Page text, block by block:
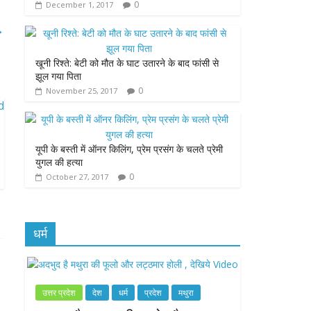
December 1, 2017 0
खूनी रिश्ते: बेटी को मौत के घाट उतारने के बाद फांसी से
झूल गया पिता
November 25, 2017 0
यूपी के बस्ती में ऑनर किलिंग, प्रेम प्रसंग के चलते प्रेमी
युगल की हत्या
October 27, 2017 0
धर्म
उत्तर प्रदेश देश धर्म प्रदेश मथुरा